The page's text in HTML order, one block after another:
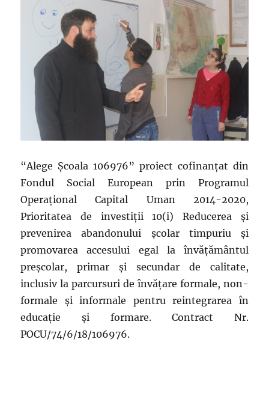
“Alege Școala 106976” proiect cofinanțat din
Fondul Social European prin Programul
Operațional Capital Uman 2014-2020,
Prioritatea de investiții 10(i) Reducerea și
prevenirea abandonului școlar timpuriu și
promovarea accesului egal la învățământul
preșcolar, primar și secundar de calitate,
inclusiv la parcursuri de învățare formale, non-
formale și informale pentru reintegrarea în
educație și formare. Contract Nr.
POCU/74/6/18/106976.